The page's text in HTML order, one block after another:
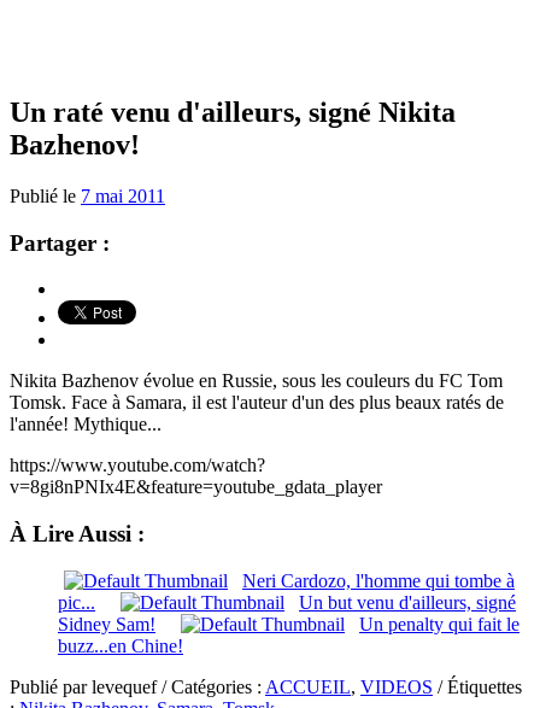
Un raté venu d'ailleurs, signé Nikita
Bazhenov!
Publié le 7 mai 2011
Partager :
Nikita Bazhenov évolue en Russie, sous les couleurs du FC Tom
Tomsk. Face à Samara, il est l'auteur d'un des plus beaux ratés de
l'année! Mythique...
https://www.youtube.com/watch?
v=8gi8nPNIx4E&feature=youtube_gdata_player
À Lire Aussi :
Neri Cardozo, l'homme qui tombe à
pic...
Un but venu d'ailleurs, signé
Sidney Sam!
Un penalty qui fait le
buzz...en Chine!
Publié par levequef / Catégories : ACCUEIL, VIDEOS / Étiquettes